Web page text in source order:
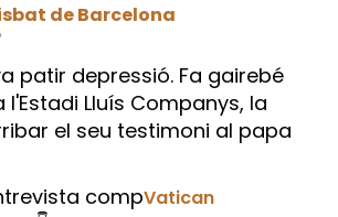
de Barcelona
patir depressió. Fa gairebé
l'Estadi Lluís Companys, la
el seu testimoni al papa
compVatican